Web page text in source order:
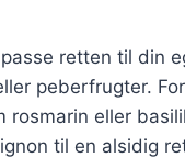
retten til din
peberfrugter.
eller
til en alsidig